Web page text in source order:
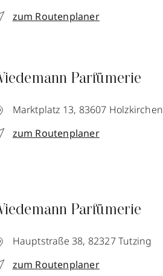
zum Routenplaner
Parfümerie
Marktplatz 13, 83607 Holzkirchen
zum Routenplaner
Parfümerie
Hauptstraße 38, 82327Tutzing
zum Routenplaner